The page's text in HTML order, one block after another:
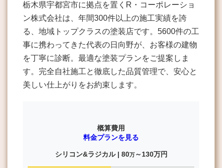
栃木県宇都宮市に拠点を置くR・コーポレーショ
ン株式会社は、年間300件以上の施工実績を誇
る、地域トップクラスの塗装店です。5600件の工
事に携わってきた代表の日向野が、お客様の建物
を丁寧に診断。最適な塗装プランをご提案しま
す。完全自社施工と徹底した品質管理で、安心と
美しい仕上がりをお約束します。
概算費用
料金プランを見る
シリコン&ラジカル | 80万～130万円